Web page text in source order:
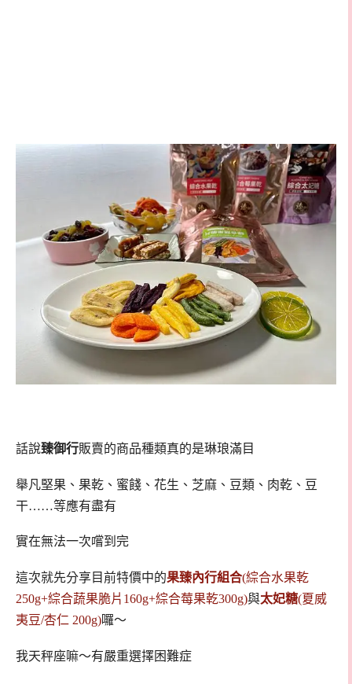
話說臻御行販賣的商品種類真的是琳琅滿目
舉凡堅果、果乾、蜜餞、花生、芝麻、豆類、肉乾、豆
干……等應有盡有
實在無法一次嚐到完
這次就先分享目前特價中的果臻內行組合(綜合水果乾
250g+綜合蔬果脆片160g+綜合莓果乾300g)與太妃糖(夏威
夷豆/杏仁 200g)囉～
我天秤座嘛～有嚴重選擇困難症